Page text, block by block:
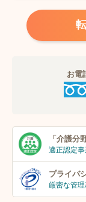
お電
「介護分
適正認定
プライバ
厳密な管